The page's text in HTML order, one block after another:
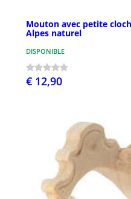
Mouton avec petite
Alpes naturel
DISPONIBLE
€ 12,90